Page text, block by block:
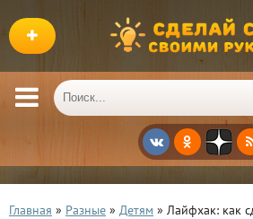
Главная » Разные » Детям » Лайфхак: как сделать